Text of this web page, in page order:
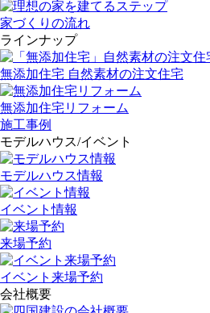
家づくりの流れ
ラインナップ
無添加住宅 自然素材の注文住宅
無添加住宅リフォーム
施工事例
モデルハウス/イベント
モデルハウス情報
イベント情報
来場予約
イベント来場予約
会社概要